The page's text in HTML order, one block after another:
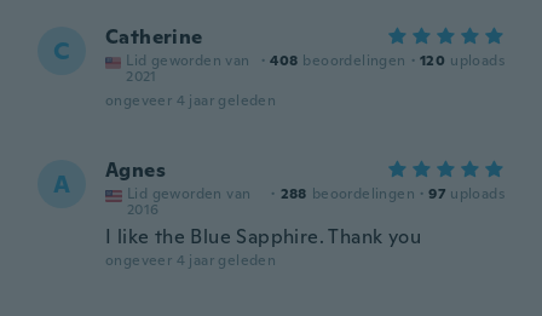
C Catherine
Lid geworden van
2021
· 408 beoordelingen · 120 uploads
ongeveer 4 jaar geleden
A Agnes
Lid geworden van
2016
· 288 beoordelingen · 97 uploads
I like the Blue Sapphire. Thank you
ongeveer 4 jaar geleden